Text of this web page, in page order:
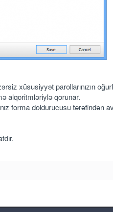
xüsusiyyət parollarınızın
alqoritmləriylə qorunar.
forma doldurucusu tərəfindən